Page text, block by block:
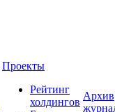
Проекты
Рейтинг
холдингов
Архив